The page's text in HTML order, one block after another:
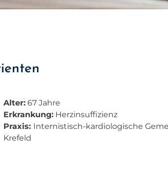
Alter: 67 Jahre
Erkrankung: Herzinsuffizienz
Praxis: Internistisch-kardiologische
Krefeld